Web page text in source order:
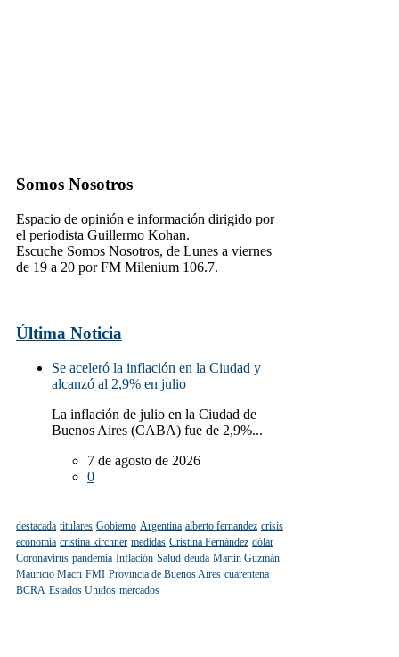
Somos Nosotros
Espacio de opinión e información dirigido por
el periodista Guillermo Kohan.
Escuche Somos Nosotros, de Lunes a viernes
de 19 a 20 por FM Milenium 106.7.
Última Noticia
Se aceleró la inflación en la Ciudad y
alcanzó al 2,9% en julio
La inflación de julio en la Ciudad de
Buenos Aires (CABA) fue de 2,9%...
7 de agosto de 2026
0
destacada titulares Gobierno Argentina alberto fernandez crisis
economía cristina kirchner medidas Cristina Fernández dólar
Coronavirus pandemia Inflación Salud deuda Martin Guzmán
Mauricio Macri FMI Provincia de Buenos Aires cuarentena
BCRA Estados Unidos mercados